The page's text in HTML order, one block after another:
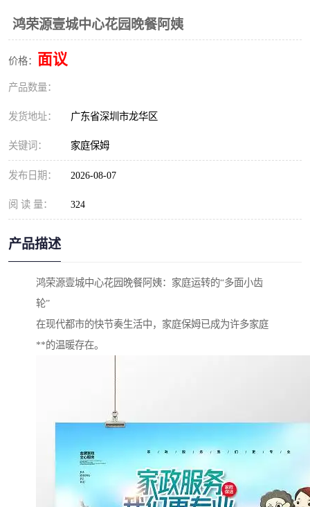
鸿荣源壹城中心花园晚餐阿姨
价格： 面议
产品数量：
发货地址： 广东省深圳市龙华区
关键词： 家庭保姆
发布日期： 2026-08-07
阅 读 量： 324
产品描述
鸿荣源壹城中心花园晚餐阿姨：家庭运转的“多面小齿
轮”
在现代都市的快节奏生活中，家庭保姆已成为许多家庭
**的温暖存在。